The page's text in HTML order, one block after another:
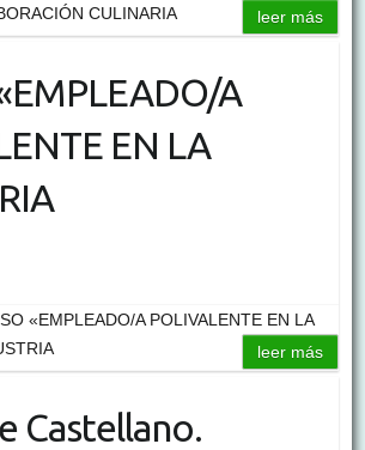
CULINARIA leer más
A
EN LA
«EMPLEADO/A POLIVALENTE EN LA
leer más
Castellano.